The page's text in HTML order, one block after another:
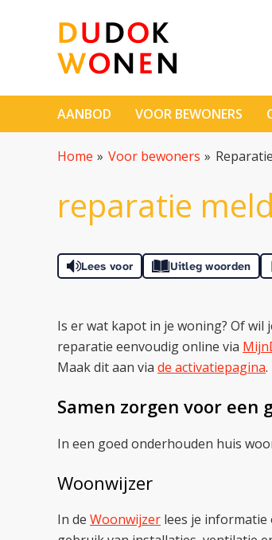
Naar hoofdinhoud
Naar hoofdnavigatiemenu
Naar zoeken
Naar de homepage
AANBOD VOOR BEWONERS
Home Voor bewoners
reparatie
Lees voor Uitleg woorden
Is er wat kapot in je woning? Of wil
reparatie eenvoudig online via
Maak dit aan via de activatiepagina.
Samen zorgen voor een
In een goed onderhouden huis
Woonwijzer
In de Woonwijzer lees je